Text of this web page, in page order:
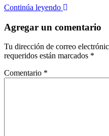
Continúa leyendo
Agregar un comentario
Tu dirección de correo
requeridos están marcados *
Comentario *